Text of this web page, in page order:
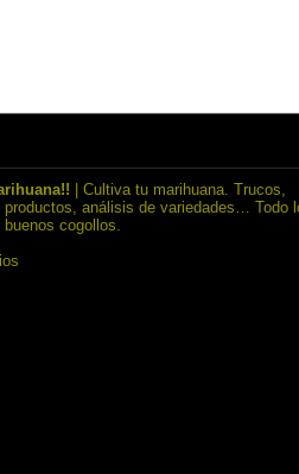
| Cultiva tu marihuana. Trucos,
análisis de variedades… Todo
cogollos.